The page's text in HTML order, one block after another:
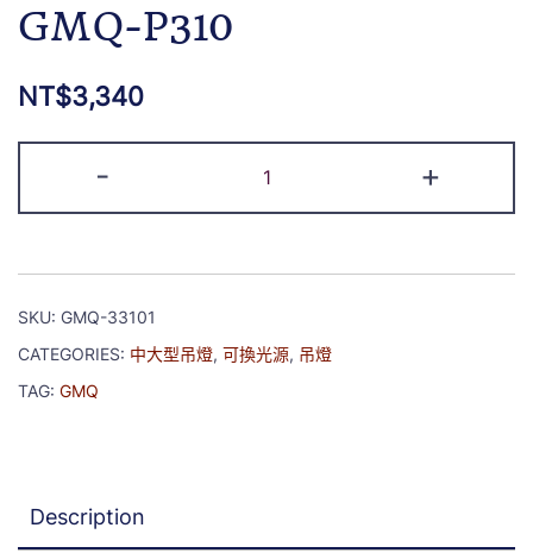
GMQ-P310
NT$3,340
- +
SKU: GMQ-33101
CATEGORIES: 中大型吊燈, 可換光源, 吊燈
TAG: GMQ
Description